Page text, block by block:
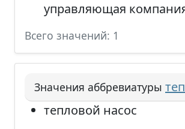
управляющая
Всего значений: 1
Значения аббревиатуры
тепловой насос